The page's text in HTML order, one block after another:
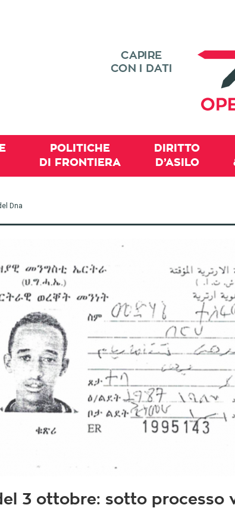
POLITICHE
DI FRONTIERA
DIRITTO
D’ASILO
Dna
3 ottobre: sotto processo